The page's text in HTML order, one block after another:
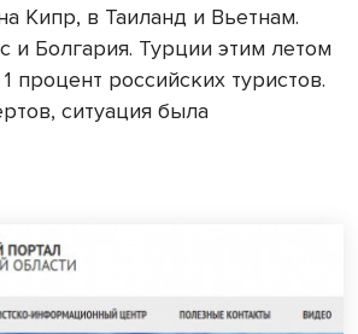
Кипр, в Таиланд и Вьетнам.
и Болгария. Турции этим летом
процент российских туристов.
ситуация была